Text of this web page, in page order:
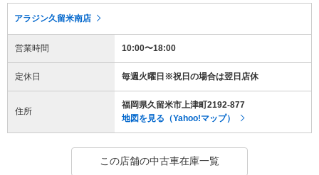
アラジン久留米南店
営業時間 10:00〜18:00
定休日 毎週火曜日※祝日の場合は翌日店休
住所
福岡県久留米市上津町2192-877
地図を見る（Yahoo!マップ）
この店舗の中古車在庫一覧